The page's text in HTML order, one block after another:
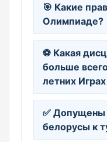
🎯 Какие
Олимпиаде?
⚽ Какая
больше
летних
✅ Допущены
белорусы к